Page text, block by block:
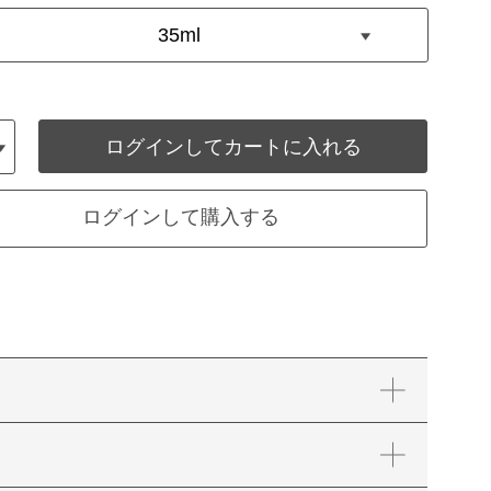
ログインしてカートに入れる
ログインして購入する